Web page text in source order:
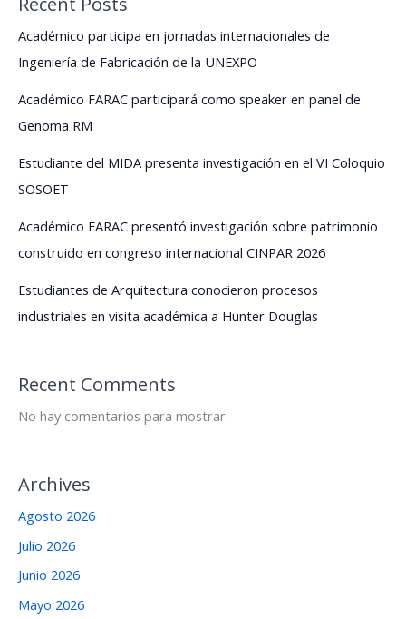
Académico participa en jornadas internacionales de
Ingeniería de Fabricación de la UNEXPO
Académico FARAC participará como speaker en panel de
Genoma RM
Estudiante del MIDA presenta investigación en el VI Coloquio
SOSOET
Académico FARAC presentó investigación sobre patrimonio
construido en congreso internacional CINPAR 2026
Estudiantes de Arquitectura conocieron procesos
industriales en visita académica a Hunter Douglas
Recent Comments
No hay comentarios para mostrar.
Archives
Agosto 2026
Julio 2026
Junio 2026
Mayo 2026
reunió
a
estudiantes
egresados